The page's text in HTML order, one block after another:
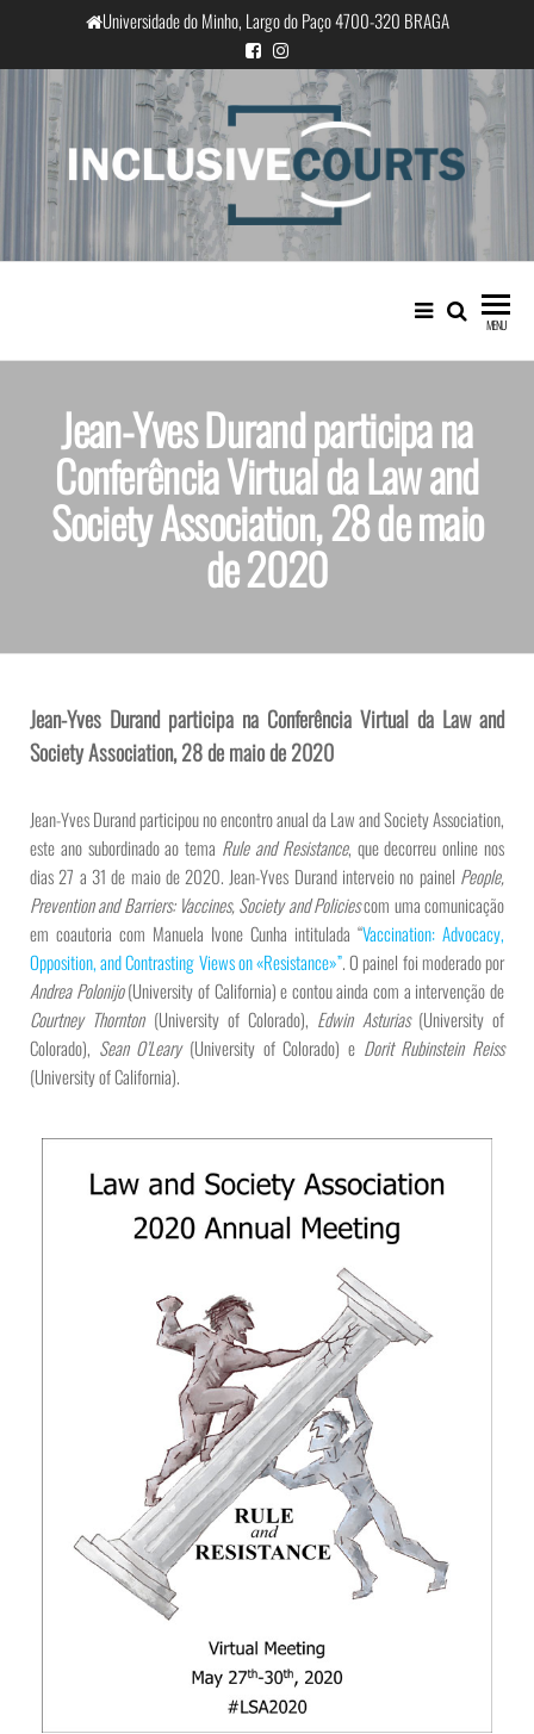
Universidade do Minho, Largo do Paço 4700-320 BRAGA
InclusiveCourts
Igualdade e diferença cultural na
prática judicial portuguesa
MENU
Jean-Yves Durand participa na
Conferência Virtual da Law and
Society Association, 28 de maio
de 2020
Jean-Yves Durand participa na Conferência Virtual da Law and
Society Association, 28 de maio de 2020
Jean-Yves Durand participou no encontro anual da Law and Society Association,
este ano subordinado ao tema Rule and Resistance, que decorreu online nos
dias 27 a 31 de maio de 2020. Jean-Yves Durand interveio no painel People,
Prevention and Barriers: Vaccines, Society and Policiescom uma comunicação
em coautoria com Manuela Ivone Cunha intitulada “Vaccination: Advocacy,
Opposition, and Contrasting Views on «Resistance»”. O painel foi moderado por
Andrea Polonijo(University of California) e contou ainda com a intervenção de
Courtney Thornton(University of Colorado), Edwin Asturias(University of
Colorado), Sean O’Leary(University of Colorado) e Dorit Rubinstein Reiss
(University of California).